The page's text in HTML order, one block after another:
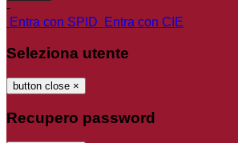
-
Entra con SPID
Entra con CIE
Seleziona utente
button close ×
Recupero password